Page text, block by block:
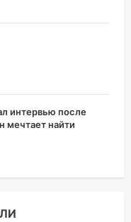
интервью после
мечтает найти